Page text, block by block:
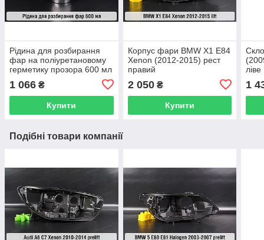
Рідина для розбирання
фар на поліуретановому
герметику прозора 600 мл
1 066 ₴
Купити
Корпус фари BMW X1 E84
Xenon (2012-2015) рест
правий
2 050₴
Купити
ліве
1
Подібні товари компанії